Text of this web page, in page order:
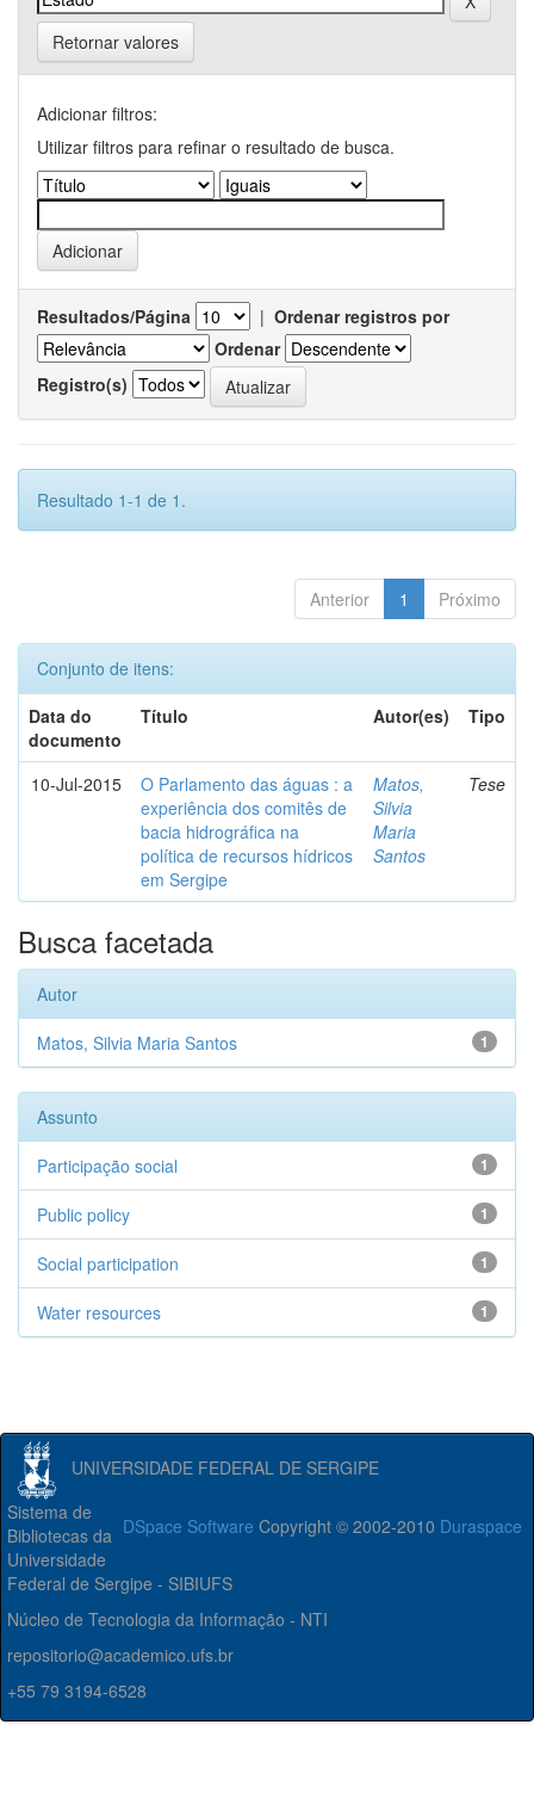
Retornar valores
Adicionar filtros:
Utilizar filtros para refinar o resultado de busca.
Resultados/Página | Ordenar registros por
Ordenar
Registro(s)
Resultado 1-1 de 1.
Anterior 1 Próximo
Conjunto de itens:
Data do
documento
Título Autor(es) Tipo
10-Jul-2015
O Parlamento das águas : a
experiência dos comitês de
bacia hidrográfica na
política de recursos hídricos
em Sergipe
Matos,
Silvia
Maria
Santos
Tese
Busca facetada
Autor
1
Matos, Silvia Maria Santos
Assunto
1
Participação social
1
Public policy
1
Social participation
1
Water resources
UNIVERSIDADE FEDERAL DE SERGIPE
DSpace Software Copyright © 2002-2010 Duraspace
Sistema de
Bibliotecas da
Universidade
Federal de Sergipe - SIBIUFS
Núcleo de Tecnologia da Informação - NTI
repositorio@academico.ufs.br
+55 79 3194-6528